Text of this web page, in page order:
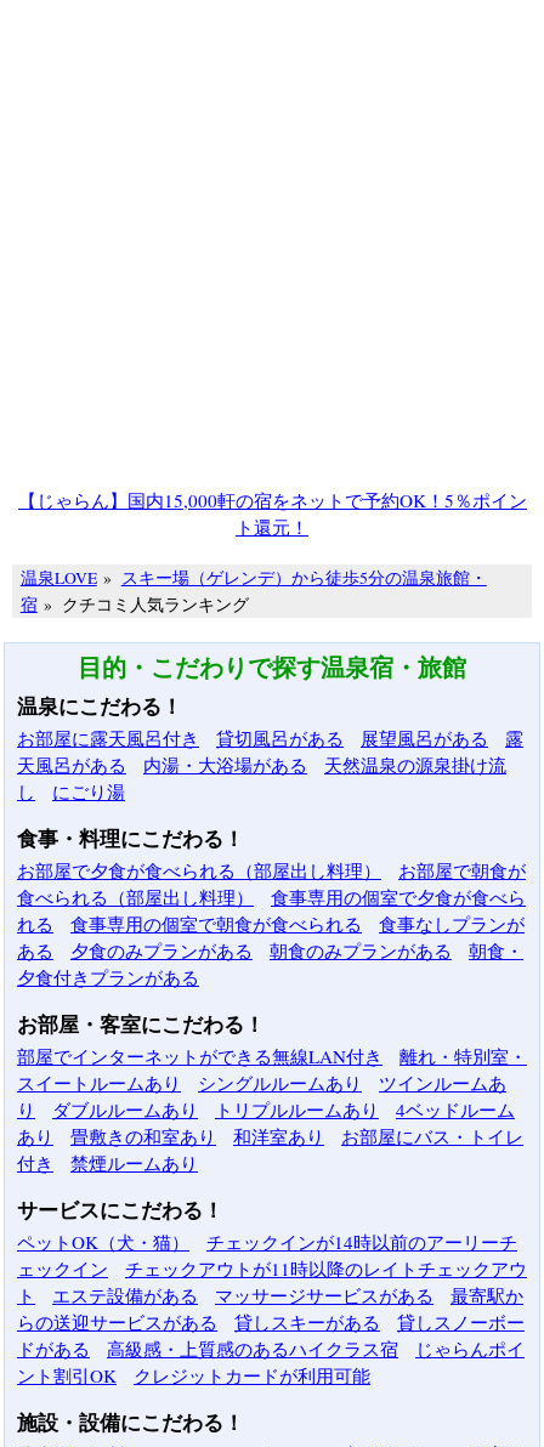
【じゃらん】国内15,000軒の宿をネットで予約OK！5％ポイン
ト還元！
温泉LOVE» スキー場（ゲレンデ）から徒歩5分の温泉旅館・
宿» クチコミ人気ランキング
目的・こだわりで探す温泉宿・旅館
温泉にこだわる！
お部屋に露天風呂付き 貸切風呂がある 展望風呂がある
露
天風呂がある
内湯・大浴場がある
天然温泉の源泉掛け流
し
にごり湯
食事・料理にこだわる！
お部屋で夕食が食べられる（部屋出し料理）
お部屋で朝食が
食べられる（部屋出し料理）
食事専用の個室で夕食が食べら
れる
食事専用の個室で朝食が食べられる
食事なしプランが
ある
夕食のみプランがある 朝食のみプランがある
朝食・
夕食付きプランがある
お部屋・客室にこだわる！
部屋でインターネットができる無線LAN付き
離れ・特別室・
スイートルームあり
シングルルームあり
ツインルームあ
り
ダブルルームあり トリプルルームあり
4ベッドルーム
あり
畳敷きの和室あり 和洋室あり
お部屋にバス・トイレ
付き
禁煙ルームあり
サービスにこだわる！
ペットOK（犬・猫）
チェックインが14時以前のアーリーチ
ェックイン
チェックアウトが11時以降のレイトチェックアウ
ト
エステ設備がある マッサージサービスがある
最寄駅か
らの送迎サービスがある
貸しスキーがある
貸しスノーボー
ドがある
高級感・上質感のあるハイクラス宿
じゃらんポイ
ント割引OK
クレジットカードが利用可能
施設・設備にこだわる！